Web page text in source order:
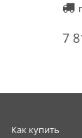
7
Как купить